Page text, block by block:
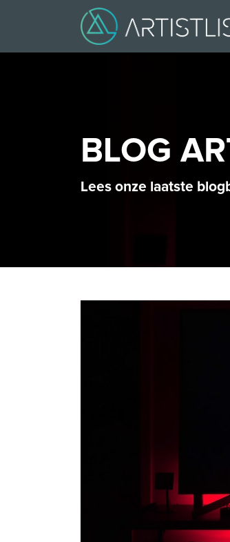
BLOG
Lees onze laatste